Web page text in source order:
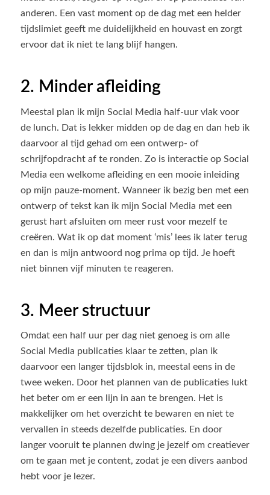
anderen. Een vast moment op de dag met een helder
tijdslimiet geeft me duidelijkheid en houvast en zorgt
ervoor dat ik niet te lang blijf hangen.
2. Minder afleiding
Meestal plan ik mijn Social Media half-uur vlak voor
de lunch. Dat is lekker midden op de dag en dan heb ik
daarvoor al tijd gehad om een ontwerp- of
schrijfopdracht af te ronden. Zo is interactie op Social
Media een welkome afleiding en een mooie inleiding
op mijn pauze-moment. Wanneer ik bezig ben met een
ontwerp of tekst kan ik mijn Social Media met een
gerust hart afsluiten om meer rust voor mezelf te
creëren. Wat ik op dat moment ‘mis’ lees ik later terug
en dan is mijn antwoord nog prima op tijd. Je hoeft
niet binnen vijf minuten te reageren.
3. Meer structuur
Omdat een half uur per dag niet genoeg is om alle
Social Media publicaties klaar te zetten, plan ik
daarvoor een langer tijdsblok in, meestal eens in de
twee weken. Door het plannen van de publicaties lukt
het beter om er een lijn in aan te brengen. Het is
makkelijker om het overzicht te bewaren en niet te
vervallen in steeds dezelfde publicaties. En door
langer vooruit te plannen dwing je jezelf om creatiever
om te gaan met je content, zodat je een divers aanbod
hebt voor je lezer.